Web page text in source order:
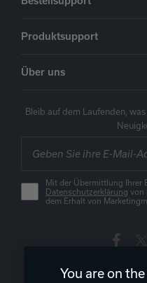
Produktsupport
Über uns
Bleib auf dem Laufenden,
Mit der Übermittlung Ihrer
Datenschutzerklärung von
dem Erhalt von
You are on